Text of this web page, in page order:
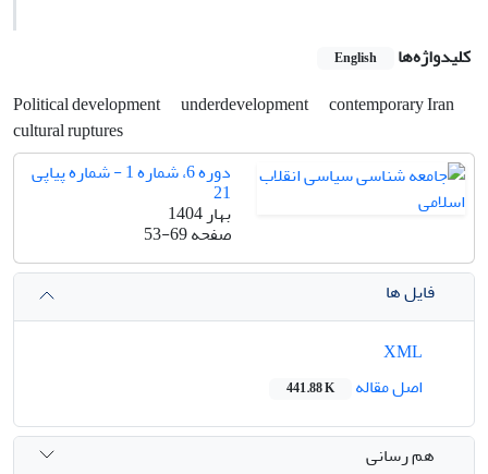
کلیدواژه‌ها English
Political development underdevelopment contemporary Iran
cultural ruptures
دوره 6، شماره 1 - شماره پیاپی
21
بهار 1404
صفحه53-69
فایل ها
اصل مقاله
441.88 K
هم رسانی